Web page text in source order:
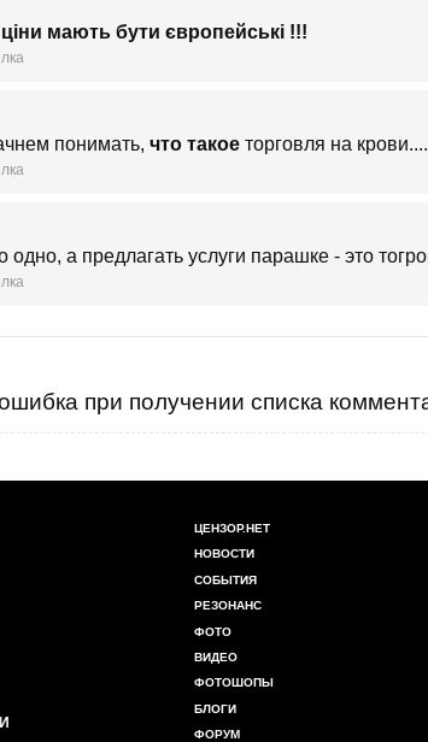
мають бути європейські !!!
понимать, что такое торговля на
одно, а предлагать услуги парашке - это
при получении списка
ЦЕНЗОР.НЕТ
НОВОСТИ
СОБЫТИЯ
РЕЗОНАНС
ФОТО
ВИДЕО
ФОТОШОПЫ
БЛОГИ
ФОРУМ